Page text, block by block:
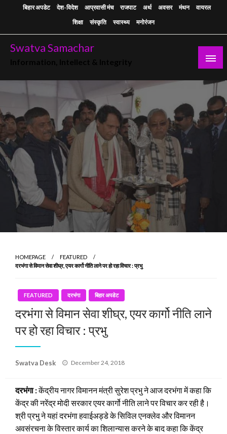
बिहार अपडेट देश-विदेश आप्रवासी मंच राजपाट अर्थ अवसर मंथन
वायरल
शिक्षा
संस्कृति स्वास्थ्य मनोरंजन
Swatva Samachar
HOMEPAGE
FEATURED
दरभंगा से विमान सेवा शीघ्र, एयर कार्गो नीति लाने पर हो रहा विचार : प्रभु
FEATURED दरभंगा बिहार अपडेट
दरभंगा से विमान सेवा शीघ्र, एयर कार्गो नीति लाने
पर हो रहा विचार : प्रभु
Swatva Desk
Posted
December 24, 2018
दरभंगा :केंद्रीय नागर विमानन मंत्री सुरेश प्रभु ने आज दरभंगा में कहा कि
केंद्र की नरेंद्र मोदी सरकार एयर कार्गो नीति लाने पर विचार कर रही है।
श्री प्रभु ने यहां दरभंगा हवाईअड्डे के सिविल एनक्लेव और विमानन
अवसंरचना के विस्तार कार्य का शिलान्यास करने के बाद कहा कि केंद्र